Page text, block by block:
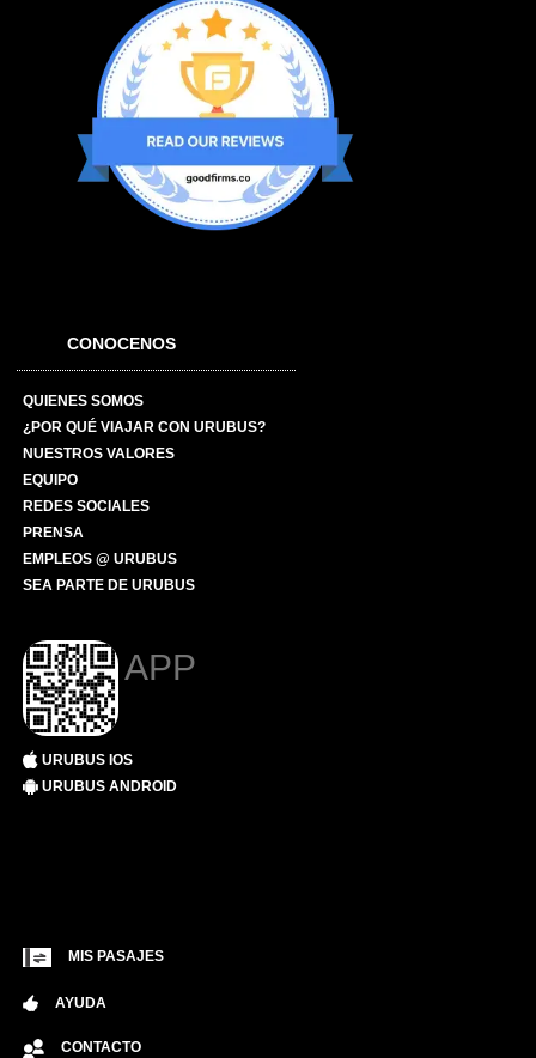
CONOCENOS
QUIENES SOMOS
¿POR QUÉ VIAJAR CON URUBUS?
NUESTROS VALORES
EQUIPO
REDES SOCIALES
PRENSA
EMPLEOS @ URUBUS
SEA PARTE DE URUBUS
APP
URUBUS IOS
URUBUS ANDROID
MIS PASAJES
AYUDA
CONTACTO